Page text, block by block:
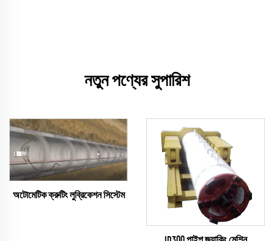
নতুন পণ্যের সুপারিশ
অটোমেটিক ক্রুটিং লুব্রিকেশন সিস্টেম